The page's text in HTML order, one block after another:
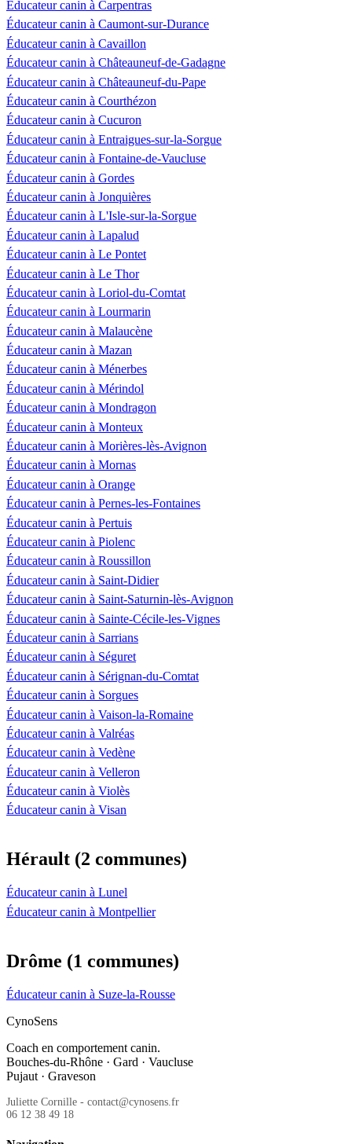
Éducateur canin à Carpentras
Éducateur canin à Caumont-sur-Durance
Éducateur canin à Cavaillon
Éducateur canin à Châteauneuf-de-Gadagne
Éducateur canin à Châteauneuf-du-Pape
Éducateur canin à Courthézon
Éducateur canin à Cucuron
Éducateur canin à Entraigues-sur-la-Sorgue
Éducateur canin à Fontaine-de-Vaucluse
Éducateur canin à Gordes
Éducateur canin à Jonquières
Éducateur canin à L'Isle-sur-la-Sorgue
Éducateur canin à Lapalud
Éducateur canin à Le Pontet
Éducateur canin à Le Thor
Éducateur canin à Loriol-du-Comtat
Éducateur canin à Lourmarin
Éducateur canin à Malaucène
Éducateur canin à Mazan
Éducateur canin à Ménerbes
Éducateur canin à Mérindol
Éducateur canin à Mondragon
Éducateur canin à Monteux
Éducateur canin à Morières-lès-Avignon
Éducateur canin à Mornas
Éducateur canin à Orange
Éducateur canin à Pernes-les-Fontaines
Éducateur canin à Pertuis
Éducateur canin à Piolenc
Éducateur canin à Roussillon
Éducateur canin à Saint-Didier
Éducateur canin à Saint-Saturnin-lès-Avignon
Éducateur canin à Sainte-Cécile-les-Vignes
Éducateur canin à Sarrians
Éducateur canin à Séguret
Éducateur canin à Sérignan-du-Comtat
Éducateur canin à Sorgues
Éducateur canin à Vaison-la-Romaine
Éducateur canin à Valréas
Éducateur canin à Vedène
Éducateur canin à Velleron
Éducateur canin à Violès
Éducateur canin à Visan
Hérault (2 communes)
Éducateur canin à Lunel
Éducateur canin à Montpellier
Drôme (1 communes)
Éducateur canin à Suze-la-Rousse
CynoSens
Coach en comportement canin.
Bouches-du-Rhône · Gard · Vaucluse
Pujaut · Graveson
Juliette Cornille - contact@cynosens.fr
06 12 38 49 18